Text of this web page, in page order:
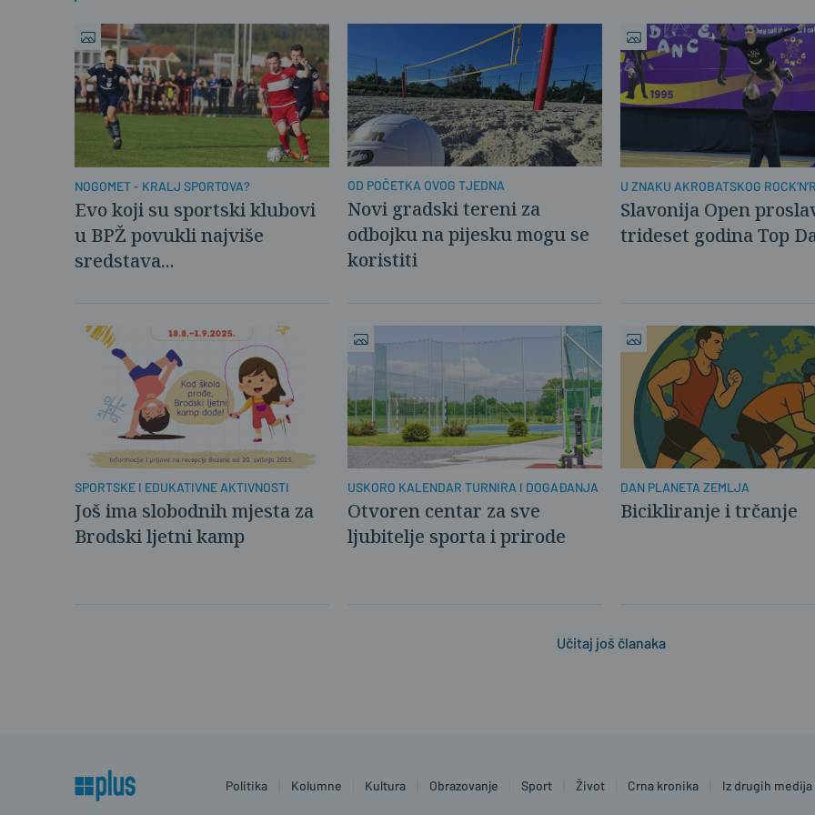
NOGOMET - KRALJ SPORTOVA?
Evo koji su sportski klubovi
u BPŽ povukli najviše
sredstava...
OD POČETKA OVOG TJEDNA
Novi gradski tereni za
odbojku na pijesku mogu se
koristiti
U ZNAKU AKROBATSKOG
Slavonija Open
trideset godina Top
SPORTSKE I EDUKATIVNE AKTIVNOSTI
Još ima slobodnih mjesta za
Brodski ljetni kamp
USKORO KALENDAR TURNIRA I DOGAĐANJA
Otvoren centar za sve
ljubitelje sporta i prirode
DAN PLANETA ZEMLJA
Bicikliranje i trčanje
Učitaj još članaka
Politika Kolumne Kultura Obrazovanje Sport Život Crna kronika Iz drugih medija